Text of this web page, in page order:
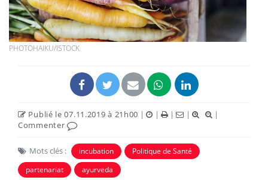
PHOTOHAIKU/ISTOCK
Publié le 07.11.2019 à 21h00 | | | |
|
Commenter
Mots clés : incubation
Politique de Santé
partenariat
ayurveda